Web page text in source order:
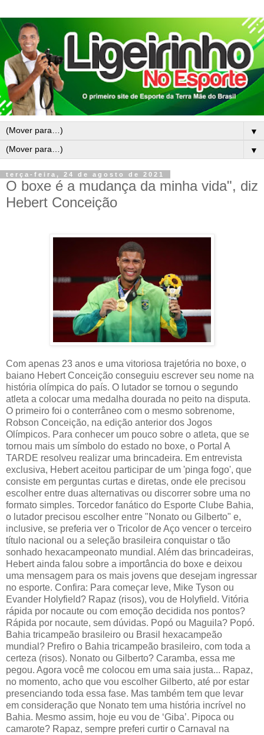
▼
▼
terça-feira, 24 de agosto de 2021
O boxe é a mudança da minha vida", diz
Hebert Conceição
Com apenas 23 anos e uma vitoriosa trajetória no boxe, o
baiano Hebert Conceição conseguiu escrever seu nome na
história olímpica do país. O lutador se tornou o segundo
atleta a colocar uma medalha dourada no peito na disputa.
O primeiro foi o conterrâneo com o mesmo sobrenome,
Robson Conceição, na edição anterior dos Jogos
Olímpicos. Para conhecer um pouco sobre o atleta, que se
tornou mais um símbolo do estado no boxe, o Portal A
TARDE resolveu realizar uma brincadeira. Em entrevista
exclusiva, Hebert aceitou participar de um 'pinga fogo', que
consiste em perguntas curtas e diretas, onde ele precisou
escolher entre duas alternativas ou discorrer sobre uma no
formato simples. Torcedor fanático do Esporte Clube Bahia,
o lutador precisou escolher entre "Nonato ou Gilberto" e,
inclusive, se preferia ver o Tricolor de Aço vencer o terceiro
título nacional ou a seleção brasileira conquistar o tão
sonhado hexacampeonato mundial. Além das brincadeiras,
Hebert ainda falou sobre a importância do boxe e deixou
uma mensagem para os mais jovens que desejam ingressar
no esporte. Confira: Para começar leve, Mike Tyson ou
Evander Holyfield? Rapaz (risos), vou de Holyfield. Vitória
rápida por nocaute ou com emoção decidida nos pontos?
Rápida por nocaute, sem dúvidas. Popó ou Maguila? Popó.
Bahia tricampeão brasileiro ou Brasil hexacampeão
mundial? Prefiro o Bahia tricampeão brasileiro, com toda a
certeza (risos). Nonato ou Gilberto? Caramba, essa me
pegou. Agora você me colocou em uma saia justa... Rapaz,
no momento, acho que vou escolher Gilberto, até por estar
presenciando toda essa fase. Mas também tem que levar
em consideração que Nonato tem uma história incrível no
Bahia. Mesmo assim, hoje eu vou de ‘Giba’. Pipoca ou
camarote? Rapaz, sempre preferi curtir o Carnaval na